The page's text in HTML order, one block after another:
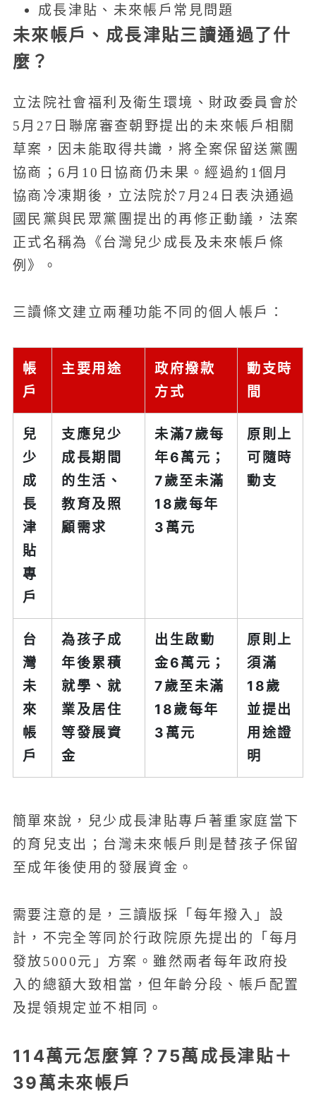
成長津貼、未來帳戶常見問題
未來帳戶、成長津貼三讀通過了什
麼？
立法院社會福利及衛生環境、財政委員會於
5月27日聯席審查朝野提出的未來帳戶相關
草案，因未能取得共識，將全案保留送黨團
協商；6月10日協商仍未果。經過約1個月
協商冷凍期後，立法院於7月24日表決通過
國民黨與民眾黨團提出的再修正動議，法案
正式名稱為《台灣兒少成長及未來帳戶條
例》。
三讀條文建立兩種功能不同的個人帳戶：
帳
戶
主要用途
政府撥款
方式
動支時
間
兒
少
成
長
津
貼
專
戶
支應兒少
成長期間
的生活、
教育及照
顧需求
未滿7歲每
年6萬元；
7歲至未滿
18歲每年
3萬元
原則上
可隨時
動支
台
灣
未
來
帳
戶
為孩子成
年後累積
就學、就
業及居住
等發展資
金
出生啟動
金6萬元；
7歲至未滿
18歲每年
3萬元
原則上
須滿
18歲
並提出
用途證
明
簡單來說，兒少成長津貼專戶著重家庭當下
的育兒支出；台灣未來帳戶則是替孩子保留
至成年後使用的發展資金。
需要注意的是，三讀版採「每年撥入」設
計，不完全等同於行政院原先提出的「每月
發放5000元」方案。雖然兩者每年政府投
入的總額大致相當，但年齡分段、帳戶配置
及提領規定並不相同。
114萬元怎麼算？75萬成長津貼＋
39萬未來帳戶